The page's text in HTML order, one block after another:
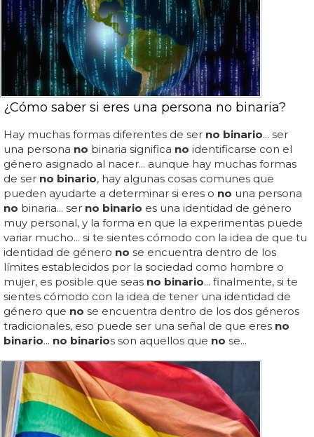
¿Cómo saber si eres una persona no binaria?
Hay muchas formas diferentes de ser no binario... ser
una persona no binaria significa no identificarse con el
género asignado al nacer... aunque hay muchas formas
de ser no binario, hay algunas cosas comunes que
pueden ayudarte a determinar si eres o no una persona
no binaria... ser no binario es una identidad de género
muy personal, y la forma en que la experimentas puede
variar mucho... si te sientes cómodo con la idea de que tu
identidad de género no se encuentra dentro de los
límites establecidos por la sociedad como hombre o
mujer, es posible que seas no binario... finalmente, si te
sientes cómodo con la idea de tener una identidad de
género que no se encuentra dentro de los dos géneros
tradicionales, eso puede ser una señal de que eres no
binario... no binarios son aquellos que no se...